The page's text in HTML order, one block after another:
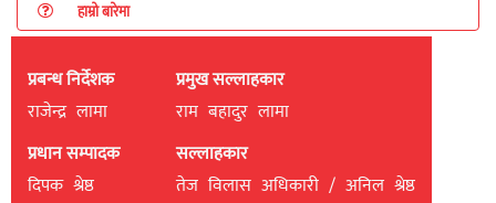
हाम्रो बारेमा
प्रबन्ध निर्देशक
राजेन्द्र लामा
प्रधान सम्पादक
दिपक श्रेष्ठ
प्रमुख सल्लाहकार
राम बहादुर लामा
सल्लाहकार
तेज विलास अधिकारी / अनिल श्रेष्ठ